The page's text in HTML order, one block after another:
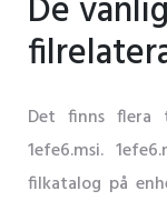
De
Det finns
1efe6.msi.
filkatalog på